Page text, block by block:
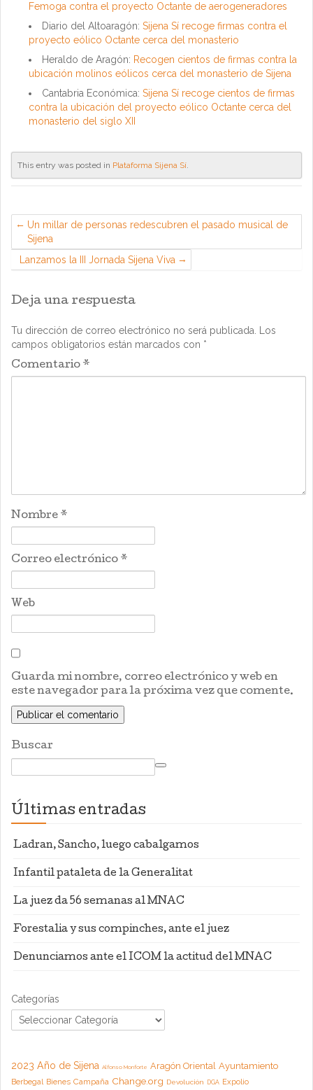
Femoga contra el proyecto Octante de aerogeneradores
Diario del Altoaragón: Sijena Sí recoge firmas contra el
proyecto eólico Octante cerca del monasterio
Heraldo de Aragón: Recogen cientos de firmas contra la
ubicación molinos eólicos cerca del monasterio de Sijena
Cantabria Económica: Sijena Sí recoge cientos de firmas
contra la ubicación del proyecto eólico Octante cerca del
monasterio del siglo XII
This entry was posted in Plataforma Sijena Sí.
Un millar de personas redescubren el pasado musical de
Sijena
Lanzamos la III Jornada Sijena Viva
Deja una respuesta
Tu dirección de correo electrónico no será publicada. Los
campos obligatorios están marcados con *
Comentario *
Nombre *
Correo electrónico *
Web
Guarda mi nombre, correo electrónico y web en
este navegador para la próxima vez que comente.
Buscar
Últimas entradas
Ladran, Sancho, luego cabalgamos
Infantil pataleta de la Generalitat
La juez da 56 semanas al MNAC
Forestalia y sus compinches, ante el juez
Denunciamos ante el ICOM la actitud del MNAC
Categorías
2023 Año de Sijena Alfonso Monforte Aragón Oriental Ayuntamiento
Berbegal Bienes Campaña Change.org Devolución DGA Expolio